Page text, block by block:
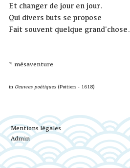
Et changer de jour en jour.
Qui divers buts se propose
Fait souvent quelque grand'chose.
* mésaventure
in Oeuvres poétiques (Poitiers - 1618)
Mentions légales
Admin